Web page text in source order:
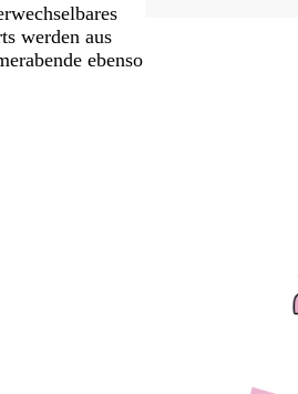
werden aus
ebenso